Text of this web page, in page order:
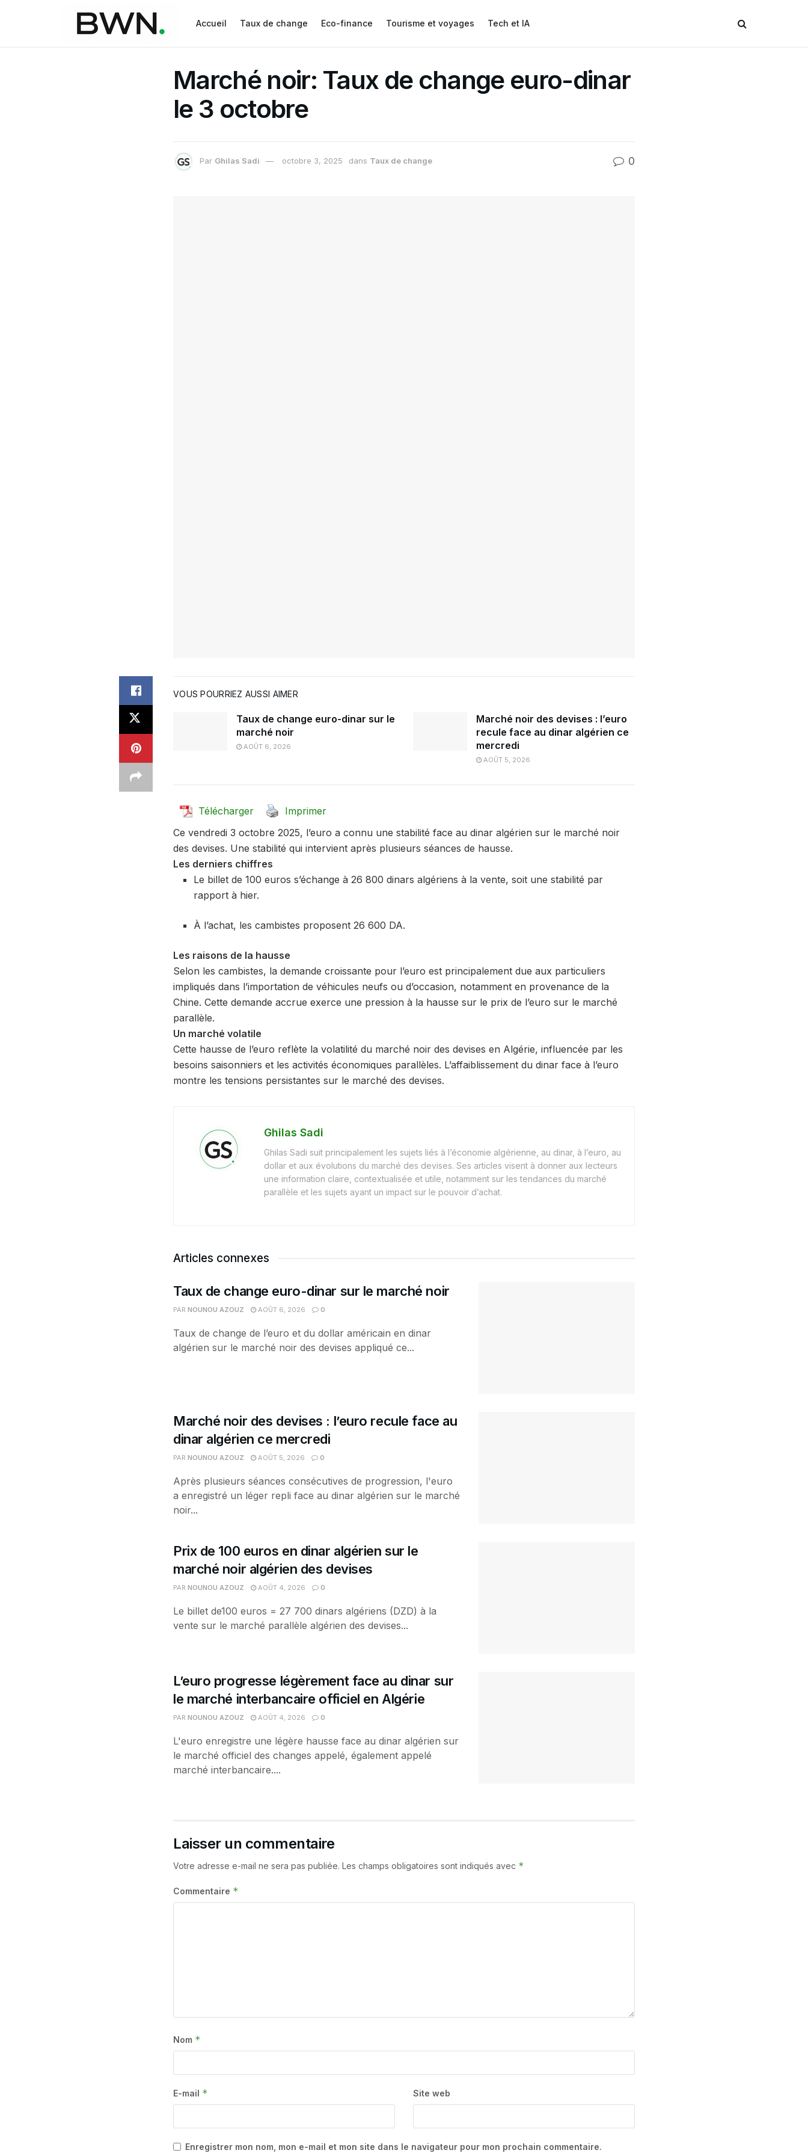
Accueil Taux de change Eco-finance Tourisme et voyages Tech et IA
Marché noir: Taux de change euro-dinar
le 3 octobre
Par Ghilas Sadi octobre 3, 2025 dans Taux de change 0
VOUS POURRIEZ AUSSI AIMER
Taux de change euro-dinar sur le
marché noir
AOÛT 6, 2026
Marché noir des devises : l’euro
recule face au dinar algérien ce
mercredi
AOÛT 5, 2026
Télécharger
Imprimer
Ce vendredi 3 octobre 2025, l’euro a connu une stabilité face au dinar algérien sur le marché noir
des devises. Une stabilité qui intervient après plusieurs séances de hausse.
Les derniers chiffres
Le billet de 100 euros s’échange à 26 800 dinars algériens à la vente, soit une stabilité par
rapport à hier.
À l’achat, les cambistes proposent 26 600 DA.
Les raisons de la hausse
Selon les cambistes, la demande croissante pour l’euro est principalement due aux particuliers
impliqués dans l’importation de véhicules neufs ou d’occasion, notamment en provenance de la
Chine. Cette demande accrue exerce une pression à la hausse sur le prix de l’euro sur le marché
parallèle.
Un marché volatile
Cette hausse de l’euro reflète la volatilité du marché noir des devises en Algérie, influencée par les
besoins saisonniers et les activités économiques parallèles. L’affaiblissement du dinar face à l’euro
montre les tensions persistantes sur le marché des devises.
Ghilas Sadi
Ghilas Sadi suit principalement les sujets liés à l’économie algérienne, au dinar, à l’euro, au
dollar et aux évolutions du marché des devises. Ses articles visent à donner aux lecteurs
une information claire, contextualisée et utile, notamment sur les tendances du marché
parallèle et les sujets ayant un impact sur le pouvoir d’achat.
Articles connexes
Taux de change euro-dinar sur le marché noir
PAR NOUNOU AZOUZ AOÛT 6, 2026 0
Taux de change de l’euro et du dollar américain en dinar
algérien sur le marché noir des devises appliqué ce...
Marché noir des devises : l’euro recule face au
dinar algérien ce mercredi
PAR NOUNOU AZOUZ AOÛT 5, 2026 0
Après plusieurs séances consécutives de progression, l'euro
a enregistré un léger repli face au dinar algérien sur le marché
noir...
Prix de 100 euros en dinar algérien sur le
marché noir algérien des devises
PAR NOUNOU AZOUZ AOÛT 4, 2026 0
Le billet de100 euros = 27 700 dinars algériens (DZD) à la
vente sur le marché parallèle algérien des devises...
L’euro progresse légèrement face au dinar sur
le marché interbancaire officiel en Algérie
PAR NOUNOU AZOUZ AOÛT 4, 2026 0
L'euro enregistre une légère hausse face au dinar algérien sur
le marché officiel des changes appelé, également appelé
marché interbancaire....
Laisser un commentaire
Votre adresse e-mail ne sera pas publiée. Les champs obligatoires sont indiqués avec *
Commentaire *
Nom *
E-mail * Site web
Enregistrer mon nom, mon e-mail et mon site dans le navigateur pour mon prochain commentaire.